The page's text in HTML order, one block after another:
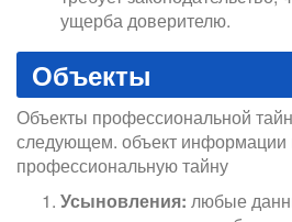
ущерба доверителю.
Объекты
Объекты профессиональной
следующем. объект информации
профессиональную тайну
Усыновления: любые